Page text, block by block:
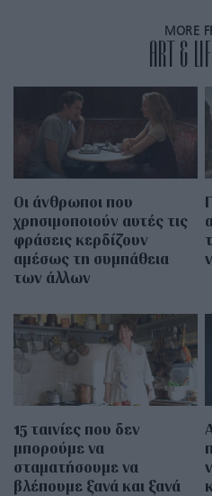
MORE
ART &
Οι άνθρωποι που
χρησιμοποιούν αυτές τις
φράσεις κερδίζουν
αμέσως τη συμπάθεια
των άλλων
15 ταινίες που δεν
μπορούμε να
σταματήσουμε να
βλέπουμε ξανά και ξανά